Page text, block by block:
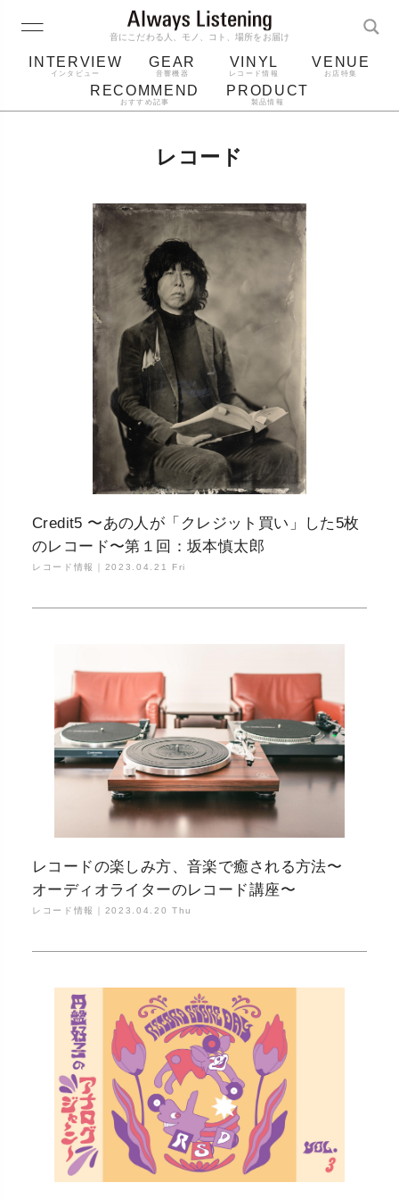
音にこだわる人、モノ、コト、場所をお届け
INTERVIEW
インタビュー
GEAR
音響機器
VINYL
レコード情報
VENUE
お店特集
RECOMMEND
おすすめ記事
PRODUCT
製品情報
bluetooth
レコード
Credit5 〜あの人が「クレジット買い」した5枚
のレコード〜第１回：坂本慎太郎
レコード情報｜ 2023.04.21 Fri
レコードの楽しみ方、音楽で癒される方法〜
オーディオライターのレコード講座〜
レコード情報｜ 2023.04.20 Thu